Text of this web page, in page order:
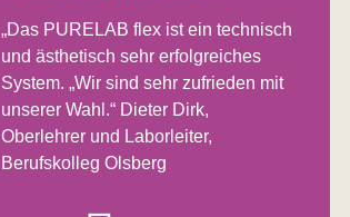
„Das PURELAB flex ist ein technisch
und ästhetisch sehr erfolgreiches
System. „Wir sind sehr zufrieden mit
unserer Wahl.“ Dieter Dirk,
Oberlehrer und Laborleiter,
Berufskolleg Olsberg